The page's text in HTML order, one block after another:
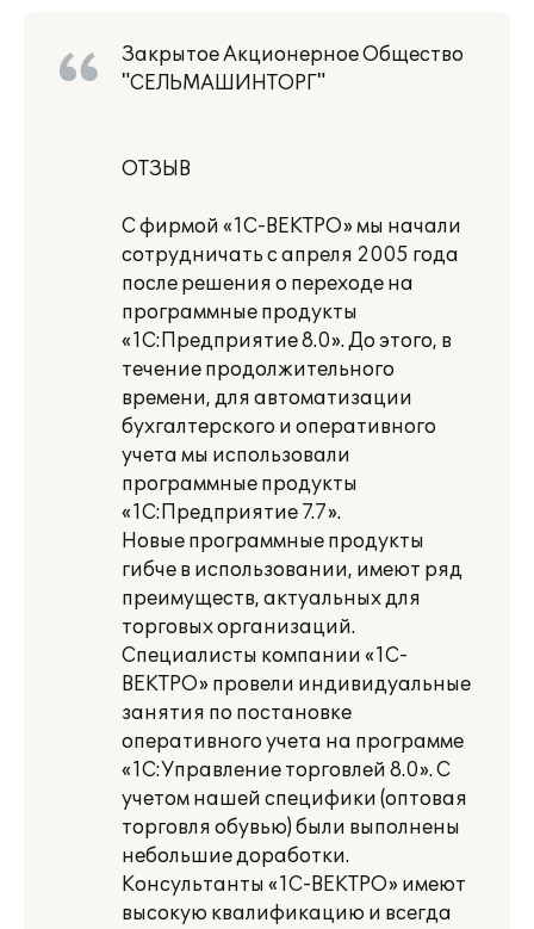
Закрытое Акционерное Общество
"СЕЛЬМАШИНТОРГ"
ОТЗЫВ
С фирмой «1С-ВЕКТРО» мы начали
сотрудничать с апреля 2005 года
после решения о переходе на
программные продукты
«1С:Предприятие 8.0». До этого, в
течение продолжительного
времени, для автоматизации
бухгалтерского и оперативного
учета мы использовали
программные продукты
«1С:Предприятие 7.7».
Новые программные продукты
гибче в использовании, имеют ряд
преимуществ, актуальных для
торговых организаций.
Специалисты компании «1С-
ВЕКТРО» провели индивидуальные
занятия по постановке
оперативного учета на программе
«1С:Управление торговлей 8.0». С
учетом нашей специфики (оптовая
торговля обувью) были выполнены
небольшие доработки.
Консультанты «1С-ВЕКТРО» имеют
высокую квалификацию и всегда